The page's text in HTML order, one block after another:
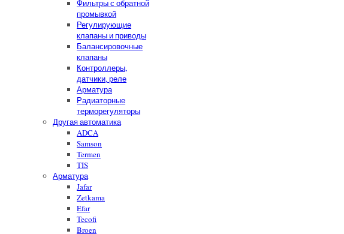
Фильтры с обратной
промывкой
Регулирующие
клапаны и приводы
Балансировочные
клапаны
Контроллеры,
датчики, реле
Арматура
Радиаторные
терморегуляторы
Другая автоматика
ADCA
Samson
Termen
TIS
Арматура
Jafar
Zetkama
Efar
Tecofi
Broen